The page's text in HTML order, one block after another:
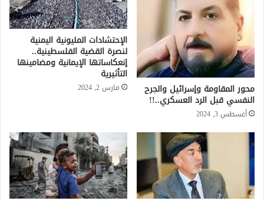
محور المقاومة وإسرائيل والجرح
النفسي قبل الرد العسكري..!!
أغسطس 3, 2024
الإحتشادات المليونية اليمنية
لنصرة القضية الفلسطينية..
إنعكاساتها الإيمانية ومضامينها
التأثيرية
مارس 2, 2024